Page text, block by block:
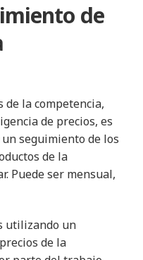
de
de la competencia,
de precios, es
seguimiento de los
de la
Puede ser mensual,
utilizando un
de la